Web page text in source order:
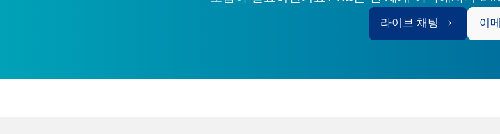
라이브 채팅 이